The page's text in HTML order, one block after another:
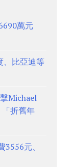
萬元
、比亞迪等
Michael
折舊年
元、